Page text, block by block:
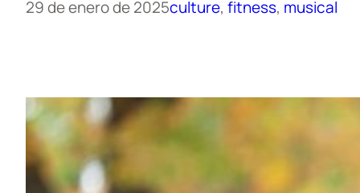
29 de enero de 2025culture, fitness, musical